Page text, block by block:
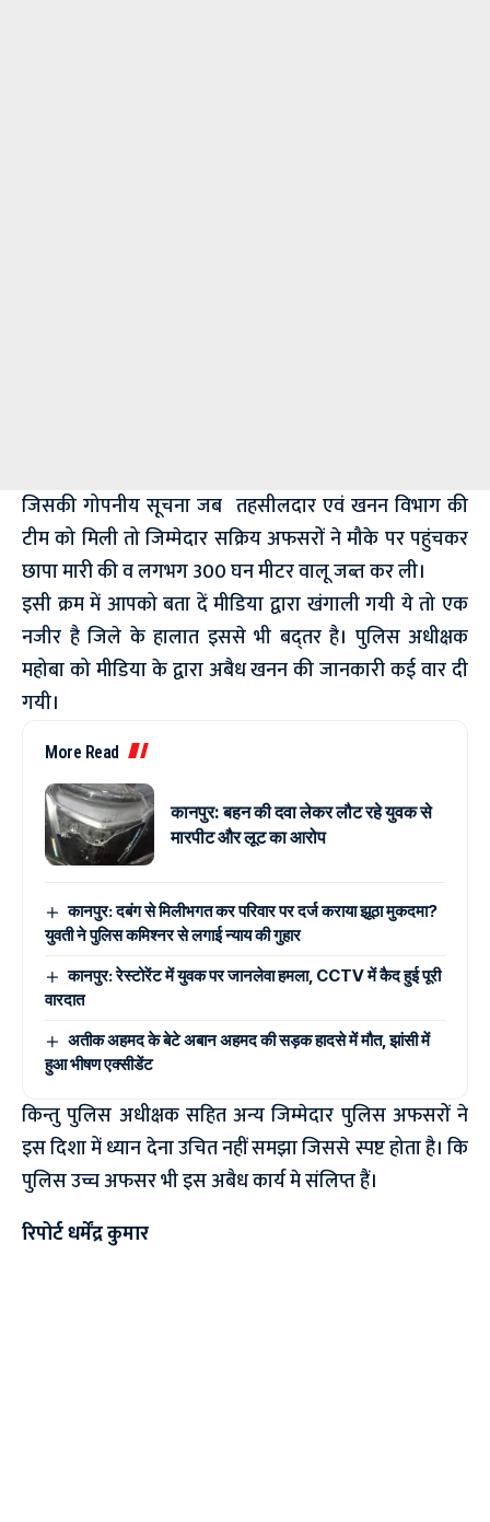
जिसकी गोपनीय सूचना जब तहसीलदार एवं खनन विभाग की
टीम को मिली तो जिम्मेदार सक्रिय अफसरों ने मौके पर पहुंचकर
छापा मारी की व लगभग 300 घन मीटर वालू जब्त कर ली।
इसी क्रम में आपको बता दें मीडिया द्वारा खंगाली गयी ये तो एक
नजीर है जिले के हालात इससे भी बद्तर है। पुलिस अधीक्षक
महोबा को मीडिया के द्वारा अबैध खनन की जानकारी कई वार दी
गयी।
More Read
कानपुर: बहन की दवा लेकर लौट रहे युवक से
मारपीट और लूट का आरोप
कानपुर: दबंग से मिलीभगत कर परिवार पर दर्ज कराया झूठा मुकदमा?
युवती ने पुलिस कमिश्नर से लगाई न्याय की गुहार
कानपुर: रेस्टोरेंट में युवक पर जानलेवा हमला, CCTV में कैद हुई पूरी
वारदात
अतीक अहमद के बेटे अबान अहमद की सड़क हादसे में मौत, झांसी में
हुआ भीषण एक्सीडेंट
किन्तु पुलिस अधीक्षक सहित अन्य जिम्मेदार पुलिस अफसरों ने
इस दिशा में ध्यान देना उचित नहीं समझा जिससे स्पष्ट होता है। कि
पुलिस उच्च अफसर भी इस अबैध कार्य मे संलिप्त हैं।
रिपोर्ट धर्मेंद्र कुमार